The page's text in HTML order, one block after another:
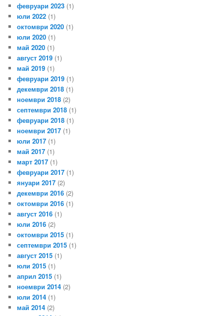
февруари 2023 (1)
юли 2022 (1)
октомври 2020 (1)
юли 2020 (1)
май 2020 (1)
август 2019 (1)
май 2019 (1)
февруари 2019 (1)
декември 2018 (1)
ноември 2018 (2)
септември 2018 (1)
февруари 2018 (1)
ноември 2017 (1)
юли 2017 (1)
май 2017 (1)
март 2017 (1)
февруари 2017 (1)
януари 2017 (2)
декември 2016 (2)
октомври 2016 (1)
август 2016 (1)
юли 2016 (2)
октомври 2015 (1)
септември 2015 (1)
август 2015 (1)
юли 2015 (1)
април 2015 (1)
ноември 2014 (2)
юли 2014 (1)
май 2014 (2)